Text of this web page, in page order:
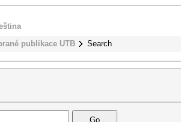
publikace UTB Search